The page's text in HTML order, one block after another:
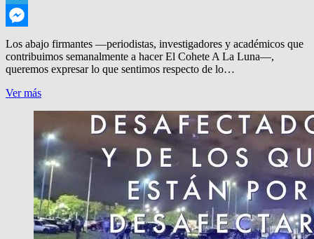
Telegram
Messenger
Los abajo firmantes —periodistas, investigadores y académicos que
contribuimos semanalmente a hacer El Cohete A La Luna—,
queremos expresar lo que sentimos respecto de lo…
Ver másDE
TRIPULACIÓN
DE
EL
COHETE
A
LA
LUNA,
A
HV